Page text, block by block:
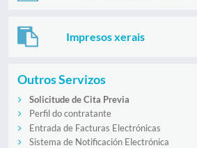
Impresos xerais
Outros Servizos
Solicitude de Cita Previa
Perfil do contratante
Entrada de Facturas Electrónicas
Sistema de Notificación Electrónica